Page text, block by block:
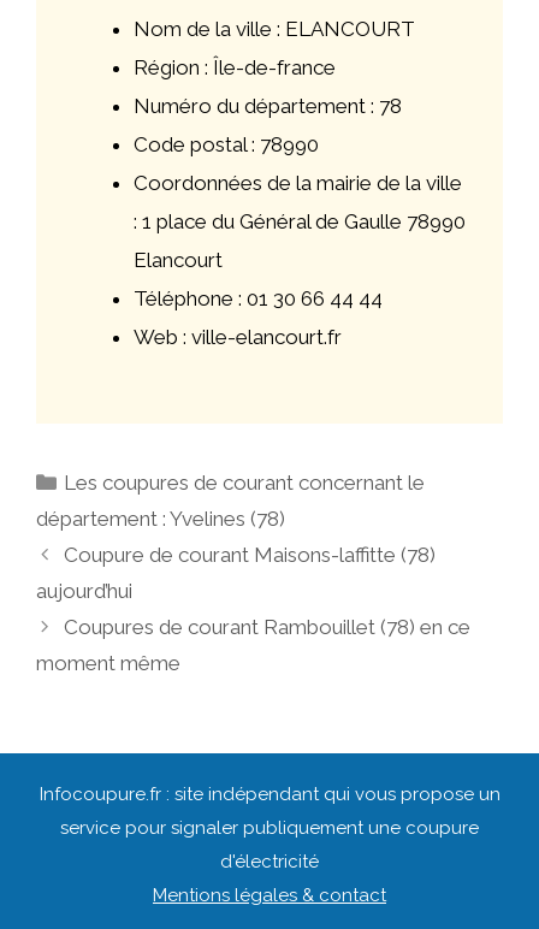
Nom de la ville : ELANCOURT
Région : Île-de-france
Numéro du département : 78
Code postal : 78990
Coordonnées de la mairie de la ville
: 1 place du Général de Gaulle 78990
Elancourt
Téléphone : 01 30 66 44 44
Web : ville-elancourt.fr
Catégories
Les coupures de courant concernant le
département : Yvelines (78)
Navigation
des
articles
Coupure de courant Maisons-laffitte (78)
aujourd’hui
Coupures de courant Rambouillet (78) en ce
moment même
Infocoupure.fr : site indépendant qui vous propose un
service pour signaler publiquement une coupure
d'électricité
Mentions légales & contact